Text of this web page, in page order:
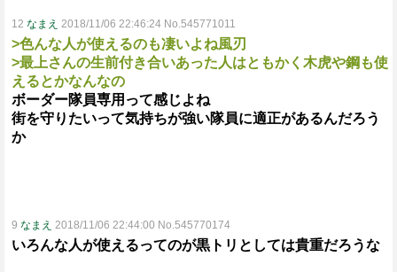
12 なまえ 2018/11/06 22:46:24 No.545771011
>色んな人が使えるのも凄いよね風刃
>最上さんの生前付き合いあった人はともかく木虎や鋼も使
えるとかなんなの
ボーダー隊員専用って感じよね
街を守りたいって気持ちが強い隊員に適正があるんだろう
か
9 なまえ 2018/11/06 22:44:00 No.545770174
いろんな人が使えるってのが黒トリとしては貴重だろうな